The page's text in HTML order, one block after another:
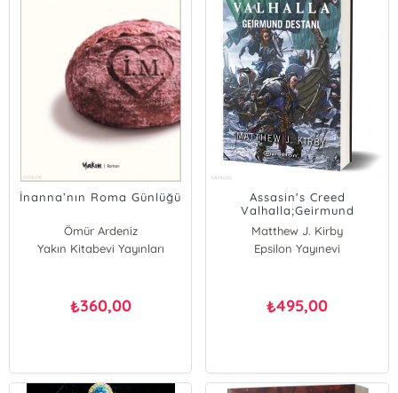
İnanna’nın Roma Günlüğü
Ömür Ardeniz
Yakın Kitabevi Yayınları
₺360,00
Assasin's Creed
Valhalla;Geirmund
Destanı
Matthew J. Kirby
Epsilon Yayınevi
₺495,00